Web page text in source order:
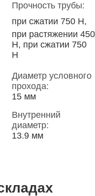
Прочность трубы:
при сжатии 750 Н,
при растяжении 450
Н, при сжатии 750
Н
Диаметр условного
прохода:
15 мм
Внутренний
диаметр:
13.9 мм